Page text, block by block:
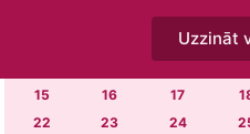
Uzzināt
3 4
10
15
16 17
22
23 24